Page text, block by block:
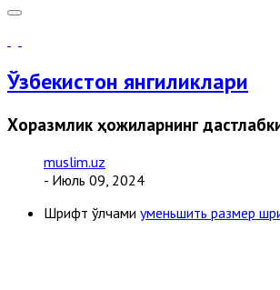
Ўзбекистон янгиликлари
Хоразмлик ҳожиларнинг
muslim.uz
- Июль 09, 2024
Шрифт ўлчами уменьшить размер